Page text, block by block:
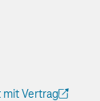
Vertrag